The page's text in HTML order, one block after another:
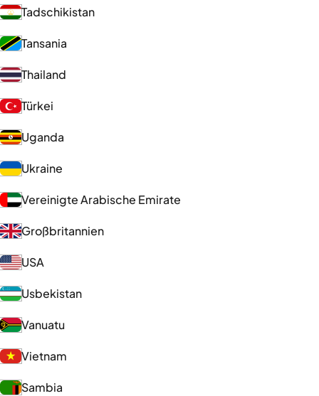
Tadschikistan
Tansania
Thailand
Türkei
Uganda
Ukraine
Vereinigte Arabische Emirate
Großbritannien
USA
Usbekistan
Vanuatu
Vietnam
Sambia